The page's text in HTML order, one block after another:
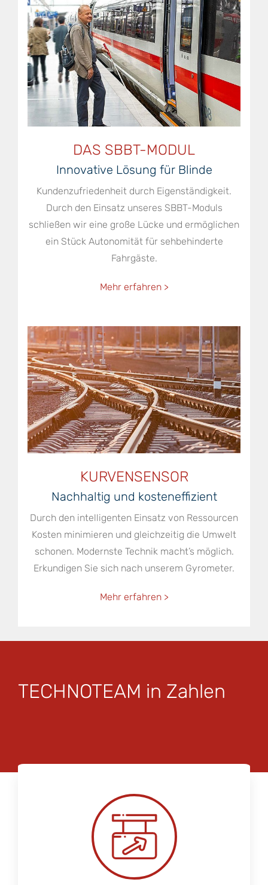
DAS SBBT-MODUL
Innovative Lösung für Blinde
Kundenzufriedenheit durch Eigenständigkeit.
Durch den Einsatz unseres SBBT-Moduls
schließen wir eine große Lücke und ermöglichen
ein Stück Autonomität für sehbehinderte
Fahrgäste.
Mehr erfahren >
KURVENSENSOR
Nachhaltig und kosteneffizient
Durch den intelligenten Einsatz von Ressourcen
Kosten minimieren und gleichzeitig die Umwelt
schonen. Modernste Technik macht’s möglich.
Erkundigen Sie sich nach unserem Gyrometer.
Mehr erfahren >
TECHNOTEAM in Zahlen